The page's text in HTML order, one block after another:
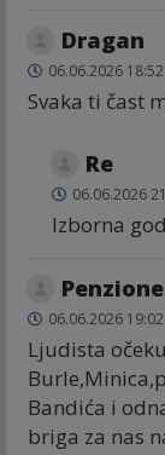
Dragan
06.06.2026 18:52
Svaka ti čast
Re
06.06.2026
Izborna
06.06.2026 19:02
Ljudista
Bandića i
briga za nas